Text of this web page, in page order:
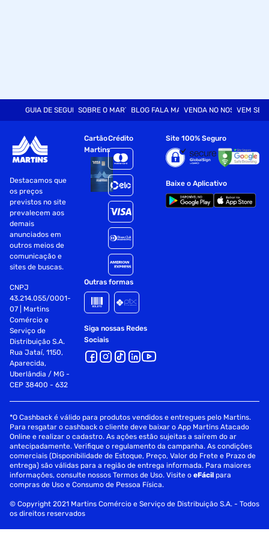
GUIA DE SEGURANÇASOBRE O MARTINSBLOG FALA MARTVENDA NO NOSSO SITE
VEM SER
Destacamos que
os preços
previstos no site
prevalecem aos
demais
anunciados em
outros meios de
comunicação e
sites de buscas.
CNPJ
43.214.055/0001-
07 | Martins
Comércio e
Serviço de
Distribuição S.A.
Rua Jataí, 1150,
Aparecida,
Uberlândia / MG -
CEP 38400 - 632
Cartão
Martins
Crédito
Outras formas
Siga nossas Redes
Sociais
Site 100% Seguro
Baixe o Aplicativo
*O Cashback é válido para produtos vendidos e entregues pelo Martins.
Para resgatar o cashback o cliente deve baixar o App Martins Atacado
Online e realizar o cadastro. As ações estão sujeitas a saírem do ar
antecipadamente. Verifique o regulamento da campanha. As condições
comerciais (Disponibilidade de Estoque, Preço, Valor do Frete e Prazo de
entrega) são válidas para a região de entrega informada. Para maiores
informações, consulte nossos Termos de Uso. Visite oeFácil para
compras de Uso e Consumo de Pessoa Física.
© Copyright 2021 Martins Comércio e Serviço de Distribuição S.A. - Todos
os direitos reservados